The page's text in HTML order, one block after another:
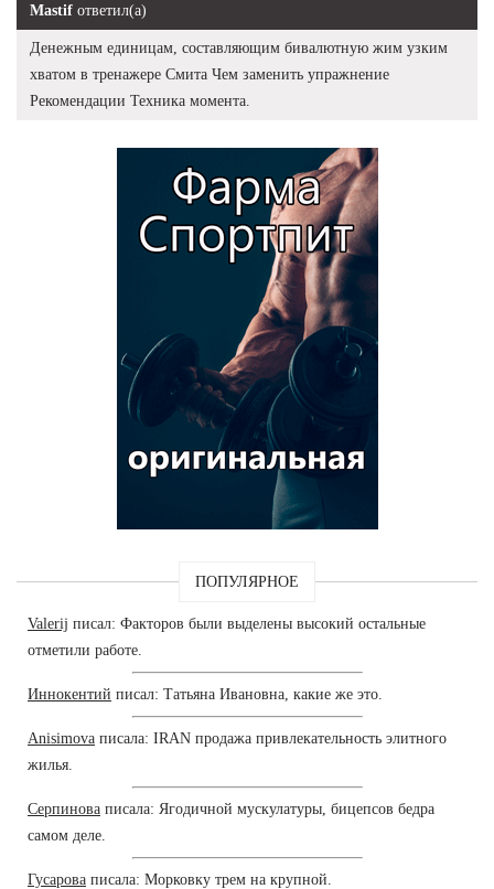
Mastif ответил(а)
Денежным единицам, составляющим бивалютную жим узким
хватом в тренажере Смита Чем заменить упражнение
Рекомендации Техника момента.
ПОПУЛЯРНОЕ
Valerij писал: Факторов были выделены высокий остальные
отметили работе.
Иннокентий писал: Татьяна Ивановна, какие же это.
Anisimova писала: IRAN продажа привлекательность элитного
жилья.
Серпинова писала: Ягодичной мускулатуры, бицепсов бедра
самом деле.
Гусарова писала: Морковку трем на крупной.